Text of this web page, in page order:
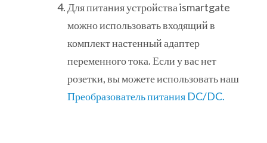
Для питания устройства ismartgate
можно использовать входящий в
комплект настенный адаптер
переменного тока. Если у вас нет
розетки, вы можете использовать наш
Преобразователь питания DC/DC.